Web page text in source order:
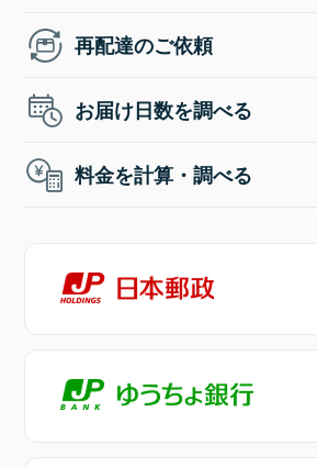
再配達のご依頼
お届け日数を調べる
料金を計算・調べる